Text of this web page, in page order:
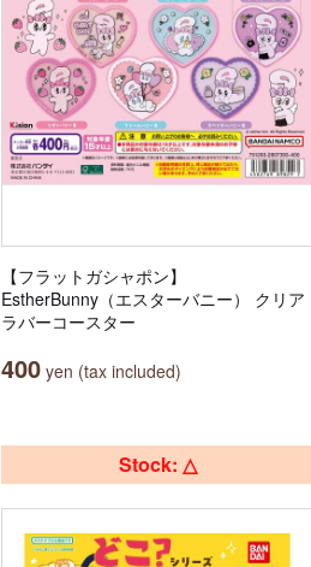
【フラットガシャポン】
EstherBunny（エスターバニー） クリア
ラバーコースター
400 yen (tax included)
Stock: △